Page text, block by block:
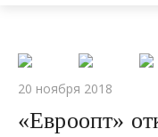
20 ноября 2018
«Евроопт»